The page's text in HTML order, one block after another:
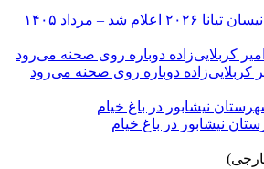
شد – مرداد ۱۴۰۵
نیشابور در باغ خیام